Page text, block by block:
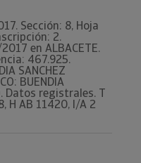
Sección: 8, Hoja
2.
en ALBACETE.
467.925.
SANCHEZ
BUENDIA
Datos registrales. T
H AB 11420, I/A 2